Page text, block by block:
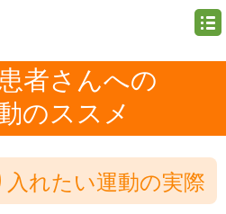
者さんへの
のススメ
れたい運動の実際